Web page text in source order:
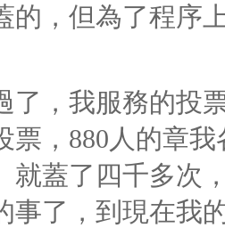
的，但為了程序
了，我服務的投
票，880人的章
就蓋了四千多次
事了，到現在我